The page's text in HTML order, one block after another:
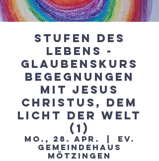
Stufen des
Lebens -
Glaubenskurs
Begegnungen
mit Jesus
Christus, dem
Licht der Welt
(1)
Mo., 28. Apr.
ev.
Gemeindehaus
Mötzingen